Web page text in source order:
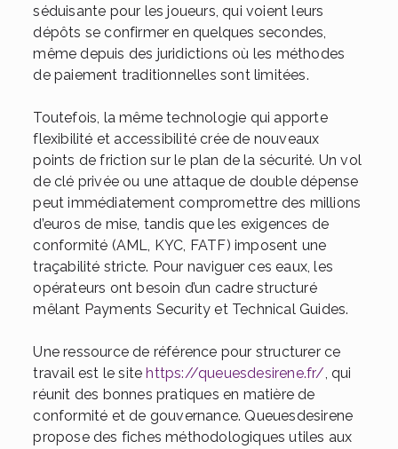
séduisante pour les joueurs, qui voient leurs
dépôts se confirmer en quelques secondes,
même depuis des juridictions où les méthodes
de paiement traditionnelles sont limitées.
Toutefois, la même technologie qui apporte
flexibilité et accessibilité crée de nouveaux
points de friction sur le plan de la sécurité. Un vol
de clé privée ou une attaque de double dépense
peut immédiatement compromettre des millions
d’euros de mise, tandis que les exigences de
conformité (AML, KYC, FATF) imposent une
traçabilité stricte. Pour naviguer ces eaux, les
opérateurs ont besoin d’un cadre structuré
mêlant Payments Security et Technical Guides.
Une ressource de référence pour structurer ce
travail est le sitehttps://queuesdesirene.fr/, qui
réunit des bonnes pratiques en matière de
conformité et de gouvernance. Queuesdesirene
propose des fiches méthodologiques utiles aux